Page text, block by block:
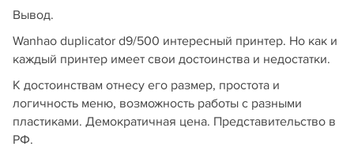
Вывод.
Wanhao duplicator d9/500 интересный принтер. Но как и
каждый принтер имеет свои достоинства и недостатки.
К достоинствам отнесу его размер, простота и
логичность меню, возможность работы с разными
пластиками. Демократичная цена. Представительство в
РФ.